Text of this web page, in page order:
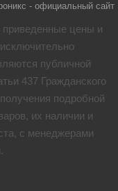
- официальный сайт
цены и
публичной
437 Гражданского
подробной
их наличии и
с менеджерами